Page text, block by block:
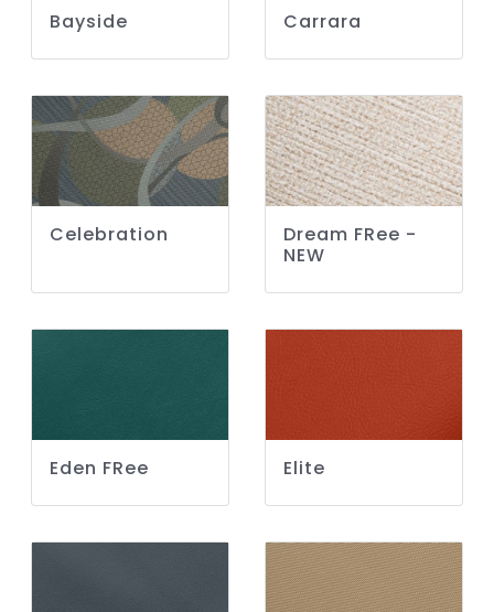
Bayside Carrara
Celebration
Dream FRee -
NEW
Eden FRee Elite